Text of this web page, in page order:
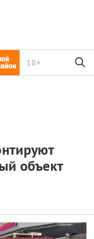
18+
объект